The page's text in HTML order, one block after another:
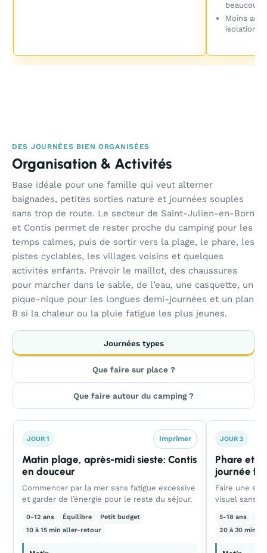
beaucoup
Moins
isolation
DES JOURNÉES BIEN ORGANISÉES
Organisation & Activités
Base idéale pour une famille qui veut alterner
baignades, petites sorties nature et journées souples
sans trop de route. Le secteur de Saint-Julien-en-Born
et Contis permet de rester proche du camping pour les
temps calmes, puis de sortir vers la plage, le phare, les
pistes cyclables, les villages voisins et quelques
activités enfants. Prévoir le maillot, des chaussures
pour marcher dans le sable, de l’eau, une casquette, un
pique-nique pour les longues demi-journées et un plan
B si la chaleur ou la pluie fatigue les plus jeunes.
Journées types
Que faire sur place ?
Que faire autour du camping ?
JOUR 1 Imprimer
Matin plage, après-midi sieste: Contis
en douceur
Commencer par la mer sans fatigue excessive
et garder de l’énergie pour le reste du séjour.
0-12 ans Équilibre
Petit budget
10 à 15 min aller-retour
JOUR 2
Phare et
journée
Faire une
visuel sans
5-18 ans
20 à 30 min